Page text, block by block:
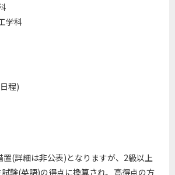
学科
程)
置(詳細は非公表)となりますが、2級以上
験(英語)の得点に換算され、高得点の方